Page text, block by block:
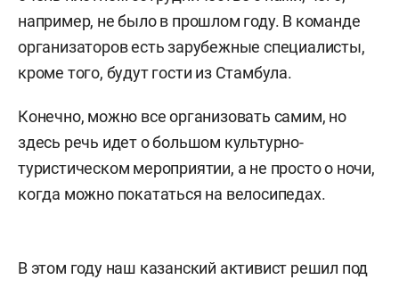
например, не было в прошлом году. В команде
организаторов есть зарубежные специалисты,
кроме того, будут гости из Стамбула.
Конечно, можно все организовать самим, но
здесь речь идет о большом культурно-
туристическом мероприятии, а не просто о ночи,
когда можно покататься на велосипедах.
В этом году наш казанский активист решил под